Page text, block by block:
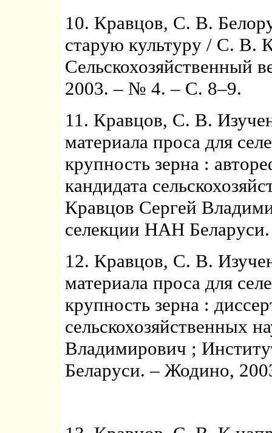
10. Кравцов, С. В.
старую культуру / С. В.
Сельскохозяйственный
2003. – № 4. – С. 8–9.
11. Кравцов, С. В.
материала проса для
крупность зерна :
кандидата
Кравцов Сергей
селекции НАН
12. Кравцов, С. В.
материала проса для
крупность зерна :
сельскохозяйственных
Владимирович ;
Беларуси. – Жодино,